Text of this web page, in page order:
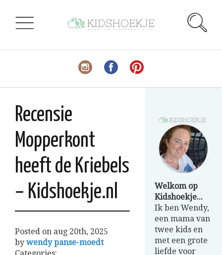
Recensie
Mopperkont
heeft de Kriebels
– Kidshoekje.nl
Posted on aug 20th, 2025
by wendy panse-moedt
Welkom op
Kidshoekje...
Ik ben Wendy,
een mama van
twee kids en
met een grote
liefde voor